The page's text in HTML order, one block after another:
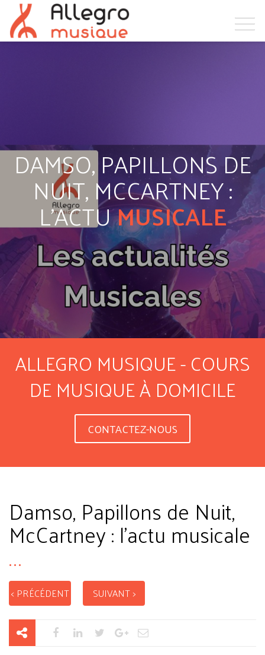
DAMSO, PAPILLONS DE
NUIT, MCCARTNEY :
L'ACTUMUSICALE
ALLEGRO MUSIQUE - COURS
DE MUSIQUE À DOMICILE
CONTACTEZ-NOUS
Damso, Papillons de Nuit,
McCartney : l'actu musicale
...
< PRÉCÉDENT SUIVANT >